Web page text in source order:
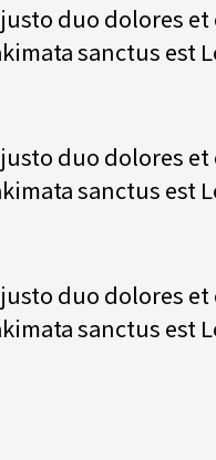
duo dolores
sanctus est
duo dolores
sanctus est
duo dolores
sanctus est